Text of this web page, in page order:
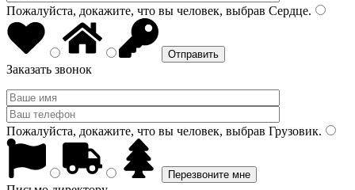
Пожалуйста, докажите, что вы человек, выбрав Сердце.
Заказать звонок
Пожалуйста, докажите, что вы человек, выбрав Грузовик.